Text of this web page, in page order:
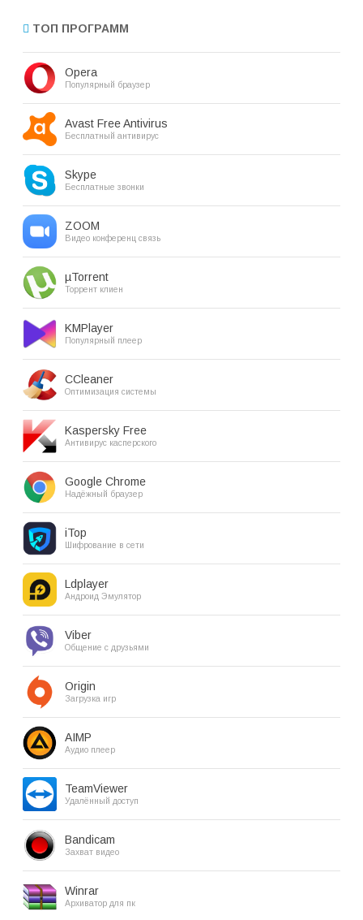
ТОП ПРОГРАММ
Opera
Популярный браузер
Avast Free Antivirus
Бесплатный антивирус
Skype
Бесплатные звонки
ZOOM
Видео конференц связь
µTorrent
Торрент клиен
KMPlayer
Популярный плеер
CCleaner
Оптимизация системы
Kaspersky Free
Антивирус касперского
Google Chrome
Надёжный браузер
iTop
Шифрование в сети
Ldplayer
Андроид Эмулятор
Viber
Общение с друзьями
Origin
Загрузка игр
AIMP
Аудио плеер
TeamViewer
Удалённый доступ
Bandicam
Захват видео
Winrar
Архиватор для пк